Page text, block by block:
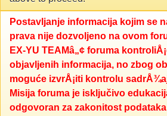
Postavljanje informacija kojim se
prava nije dozvoljeno na ovom
EX-YU TEAMâ„¢ foruma
objavljenih informacija, no zbog
moguće izvrÅ¡iti kontrolu
Misija foruma je isključivo
odgovoran za zakonitost